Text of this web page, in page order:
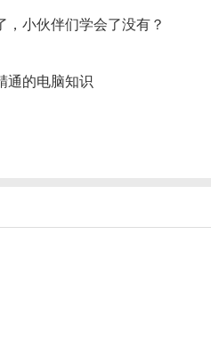
，小伙伴们学会了没有？
通的电脑知识